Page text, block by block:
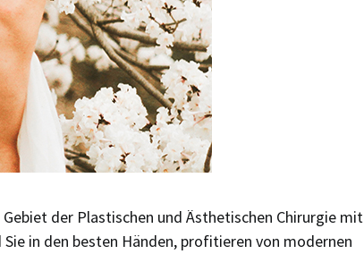
der Plastischen und Ästhetischen Chirurgie mit
in den besten Händen, profitieren von modernen